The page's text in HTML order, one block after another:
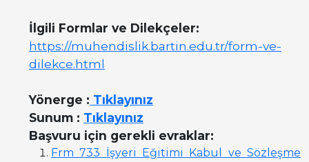
İlgili Formlar ve Dilekçeler:
https://muhendislik.bartin.edu.tr/form-ve-
dilekce.html
Yönerge : Tıklayınız
Sunum : Tıklayınız
Başvuru için gerekli evraklar:
Frm 733 İşyeri Eğitimi Kabul ve Sözleşme